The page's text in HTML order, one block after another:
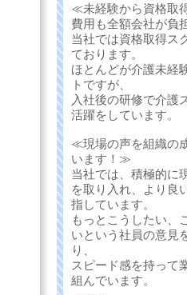
≪未経験から資格取
費用も全額会社が負
当社では資格取得ス
ております。
ほとんどが介護未経
トですが、
入社後の研修で介護
活躍をしています。
≪現場の声を組織の
います！≫
当社では、積極的に
を取り入れ、より良
指しています。
もっとこうしたい、
いという社員の意見
り、
スピード感を持って
組んでいます。